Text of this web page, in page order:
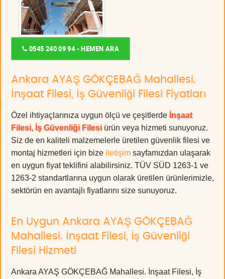
0545 240 09 94 - HEMEN ARA
Ankara AYAŞ GÖKÇEBAĞ Mahallesi.
İnşaat Filesi, İş Güvenliği Filesi Fiyatları
Özel ihtiyaçlarınıza uygun ölçü ve çeşitlerde İnşaat
Filesi, İş Güvenliği Filesi ürün veya hizmeti sunuyoruz.
Siz de en kaliteli malzemelerle üretilen güvenlik filesi ve
montaj hizmetleri için bize iletişim sayfamızdan ulaşarak
en uygun fiyat teklifini alabilirsiniz. TÜV SÜD 1263-1 ve
1263-2 standartlarına uygun olarak üretilen ürünlerimizle,
sektörün en avantajlı fiyatlarını size sunuyoruz.
En Uygun Ankara AYAŞ GÖKÇEBAĞ
Mahallesi. İnşaat Filesi, İş Güvenliği
Filesi Hizmeti
Ankara AYAŞ GÖKÇEBAĞ Mahallesi. İnşaat Filesi, İş